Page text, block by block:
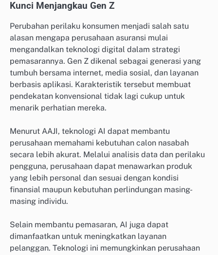
Kunci Menjangkau Gen Z
Perubahan perilaku konsumen menjadi salah satu
alasan mengapa perusahaan asuransi mulai
mengandalkan teknologi digital dalam strategi
pemasarannya. Gen Z dikenal sebagai generasi yang
tumbuh bersama internet, media sosial, dan layanan
berbasis aplikasi. Karakteristik tersebut membuat
pendekatan konvensional tidak lagi cukup untuk
menarik perhatian mereka.
Menurut AAJI, teknologi AI dapat membantu
perusahaan memahami kebutuhan calon nasabah
secara lebih akurat. Melalui analisis data dan perilaku
pengguna, perusahaan dapat menawarkan produk
yang lebih personal dan sesuai dengan kondisi
finansial maupun kebutuhan perlindungan masing-
masing individu.
Selain membantu pemasaran, AI juga dapat
dimanfaatkan untuk meningkatkan layanan
pelanggan. Teknologi ini memungkinkan perusahaan